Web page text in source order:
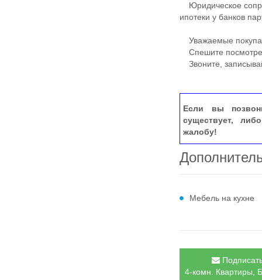
Юридическое
ипотеки у банков
Уважаемые
Спешите
Звоните,
Если вы
существует,
жалобу!
Мебель на кухне
4-комн. Квартиры,